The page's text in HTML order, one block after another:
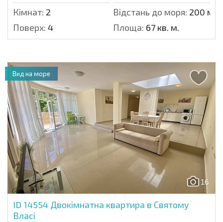
Кімнат: 2 Відстань до моря: 200 м.
Поверх: 4 Площа: 67 кв. м.
16
ID 14554 Двокімнатна квартира в Святому
Власі
Вид на море